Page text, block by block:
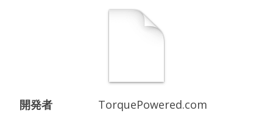
開発者 TorquePowered.com